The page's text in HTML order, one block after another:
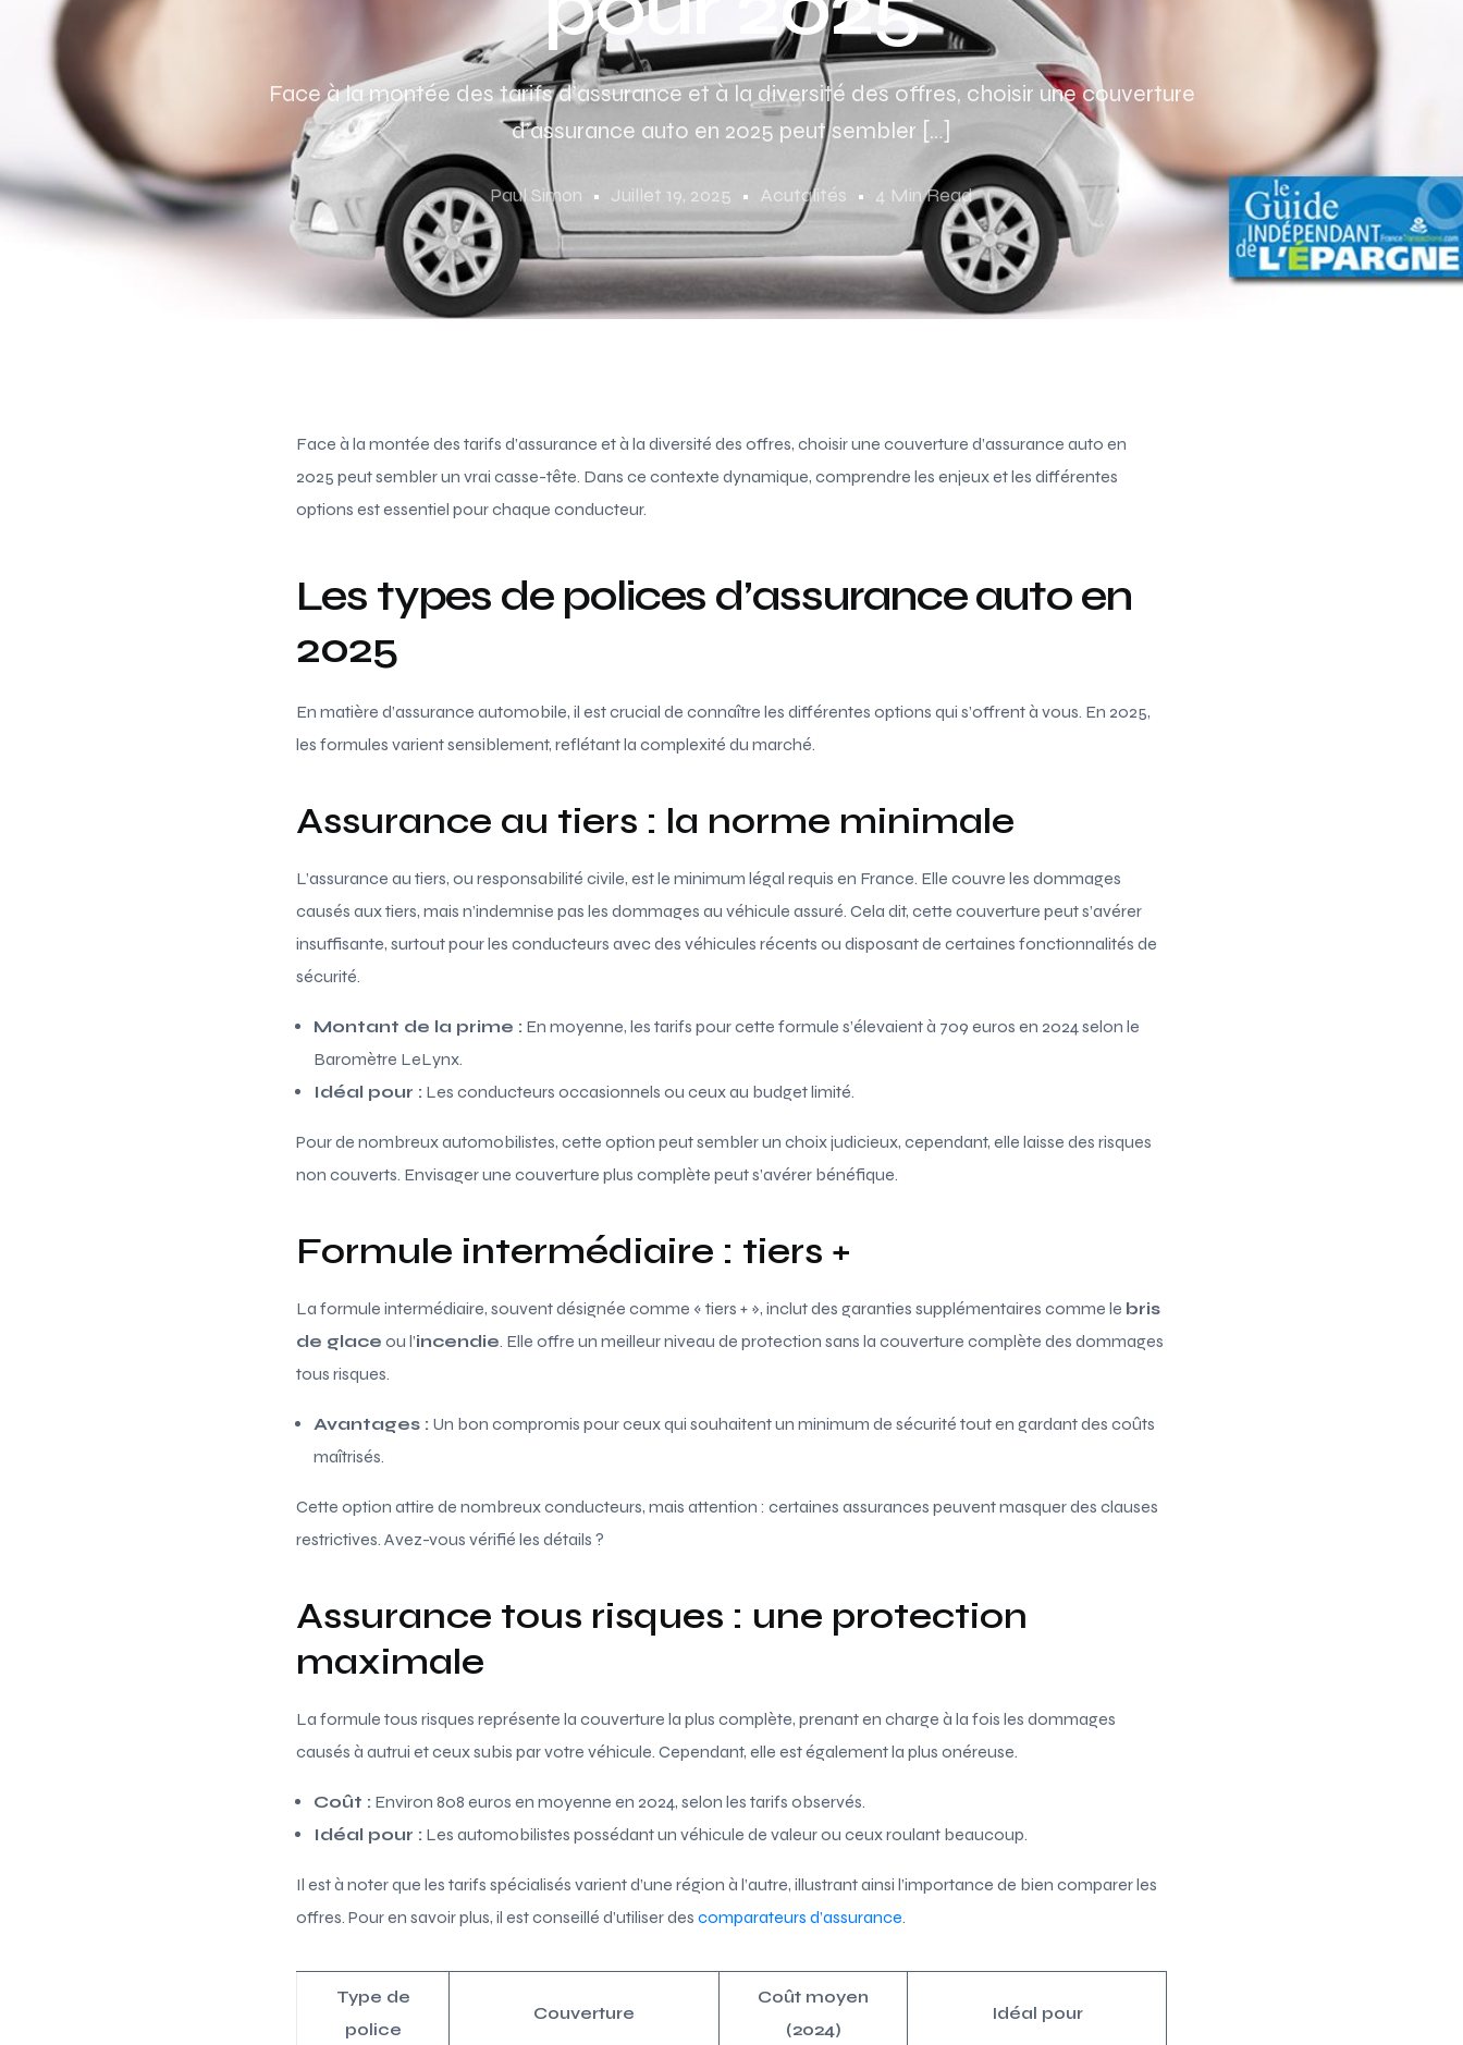
Assurance auto Toulouse
Assurance auto Lyon
Assurance auto Marseille
Face à la montée des tarifs d’assurance et à la diversité des offres, choisir une couverture
d’assurance auto en 2025 peut sembler […]
Paul Simon Juillet 19, 2025 Acutalités 4 Min Read
Face à la montée des tarifs d’assurance et à la diversité des offres, choisir une couverture d’assurance auto en
2025 peut sembler un vrai casse-tête. Dans ce contexte dynamique, comprendre les enjeux et les différentes
options est essentiel pour chaque conducteur.
Les types de polices d’assurance auto en
2025
En matière d’assurance automobile, il est crucial de connaître les différentes options qui s’offrent à vous. En 2025,
les formules varient sensiblement, reflétant la complexité du marché.
Assurance au tiers : la norme minimale
L’assurance au tiers, ou responsabilité civile, est le minimum légal requis en France. Elle couvre les dommages
causés aux tiers, mais n’indemnise pas les dommages au véhicule assuré. Cela dit, cette couverture peut s’avérer
insuffisante, surtout pour les conducteurs avec des véhicules récents ou disposant de certaines fonctionnalités de
sécurité.
Montant de la prime : En moyenne, les tarifs pour cette formule s’élevaient à 709 euros en 2024 selon le
Baromètre LeLynx.
Idéal pour : Les conducteurs occasionnels ou ceux au budget limité.
Pour de nombreux automobilistes, cette option peut sembler un choix judicieux, cependant, elle laisse des risques
non couverts. Envisager une couverture plus complète peut s’avérer bénéfique.
Formule intermédiaire : tiers +
La formule intermédiaire, souvent désignée comme « tiers + », inclut des garanties supplémentaires comme le bris
de glace ou l’incendie. Elle offre un meilleur niveau de protection sans la couverture complète des dommages
tous risques.
Avantages : Un bon compromis pour ceux qui souhaitent un minimum de sécurité tout en gardant des coûts
maîtrisés.
Cette option attire de nombreux conducteurs, mais attention : certaines assurances peuvent masquer des clauses
restrictives. Avez-vous vérifié les détails ?
Assurance tous risques : une protection
maximale
La formule tous risques représente la couverture la plus complète, prenant en charge à la fois les dommages
causés à autrui et ceux subis par votre véhicule. Cependant, elle est également la plus onéreuse.
Coût : Environ 808 euros en moyenne en 2024, selon les tarifs observés.
Idéal pour : Les automobilistes possédant un véhicule de valeur ou ceux roulant beaucoup.
Il est à noter que les tarifs spécialisés varient d’une région à l’autre, illustrant ainsi l’importance de bien comparer les
offres. Pour en savoir plus, il est conseillé d’utiliser des comparateurs d’assurance.
Type de
police
Couverture
Coût moyen
(2024)
Idéal pour